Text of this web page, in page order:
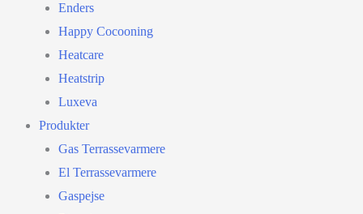
Enders
Happy Cocooning
Heatcare
Heatstrip
Luxeva
Produkter
Gas Terrassevarmere
El Terrassevarmere
Gaspejse